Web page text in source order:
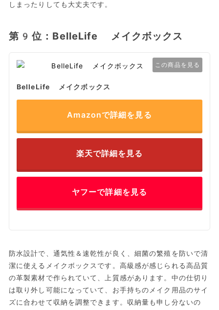
しまったりしても大丈夫です。
第9位：BelleLife メイクボックス
この商品を見る
BelleLife メイクボックス
Amazonで詳細を見る
楽天で詳細を見る
ヤフーで詳細を見る
防水設計で、通気性＆速乾性が良く、細菌の繁殖を防いで清
潔に使えるメイクボックスです。高級感が感じられる高品質
の革製素材で作られていて、上質感があります。中の仕切り
は取り外し可能になっていて、お手持ちのメイク用品のサイ
ズに合わせて収納を調整できます。収納量も申し分ないの